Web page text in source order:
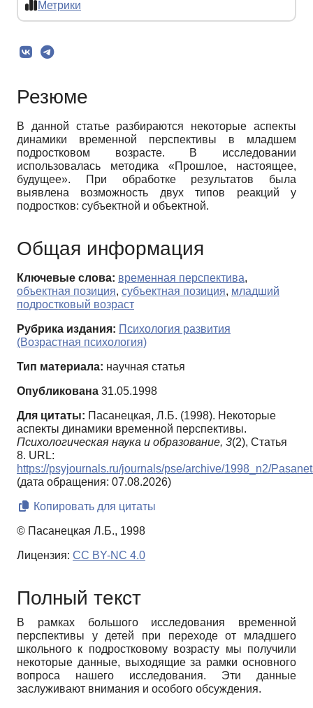
Метрики
Резюме
В данной статье разбираются некоторые аспекты
динамики временной перспективы в младшем
подростковом возрасте. В исследовании
использовалась методика «Прошлое, настоящее,
будущее». При обработке результатов была
выявлена возможность двух типов реакций у
подростков: субъектной и объектной.
Общая информация
Ключевые слова: временная перспектива,
объектная позиция, субъектная позиция, младший
подростковый возраст
Рубрика издания: Психология развития
(Возрастная психология)
Тип материала: научная статья
Опубликована 31.05.1998
Для цитаты: Пасанецкая, Л.Б. (1998). Некоторые
аспекты динамики временной перспективы.
Психологическая наука и образование, 3(2), Статья
8. URL:
https://psyjournals.ru/journals/pse/archive/1998_n2/
(дата обращения: 07.08.2026)
Копировать для цитаты
© Пасанецкая Л.Б., 1998
Лицензия: CC BY-NC 4.0
Полный текст
В рамках большого исследования временной
перспективы у детей при переходе от младшего
школьного к подростковому возрасту мы получили
некоторые данные, выходящие за рамки основного
вопроса нашего исследования. Эти данные
заслуживают внимания и особого обсуждения.